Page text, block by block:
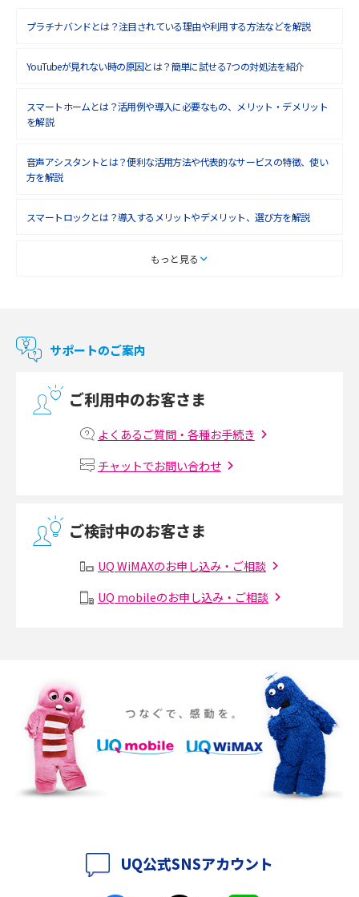
プラチナバンドとは？注目されている理由や利用する方法などを解説
YouTubeが見れない時の原因とは？簡単に試せる7つの対処法を紹介
スマートホームとは？活用例や導入に必要なもの、メリット・デメリット
を解説
音声アシスタントとは？便利な活用方法や代表的なサービスの特徴、使い
方を解説
スマートロックとは？導入するメリットやデメリット、選び方を解説
スマートテレビとは？特徴や選び方、使い方をわかりやすく解説
マンションで使えるWi-Fiは？種類ごとの特徴や選び方を紹介
マンションで光回線の利用を始める手順は？設備状況の確認方法も解説
Wi-Fiルーターの設定方法をわかりやすく解説！事前に準備すべきものも紹
無線LANとは？メリット・デメリットや接続方法を解説
メッシュWi-Fiとは？仕組みやメリット・デメリット、中継機との違いを解
ポケット型Wi-Fiをレンタルするメリットとは？選び方や向いている方の特
徴も紹介
持ち運びできるポケット型Wi-Fiのおススメの選び方は？メリット・デメリ
ットも紹介
ポケット型Wi-Fiとは？通信の仕組みやメリット・デメリットを解説
もっと見る
サポートのご案内
ご利用中のお客さま
よくあるご質問・各種お手続き
チャットでお問い合わせ
ご検討中のお客さま
UQ WiMAXのお申し込み・ご相談
UQ mobileのお申し込み・ご相談
UQ公式SNSアカウント